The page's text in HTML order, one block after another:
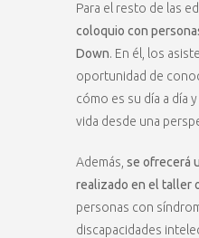
Para el resto de las
coloquio con
Down. En él, los
oportunidad de
cómo es su día a día
vida desde una
Además, se ofrecerá
realizado en el taller
personas con
discapacidades